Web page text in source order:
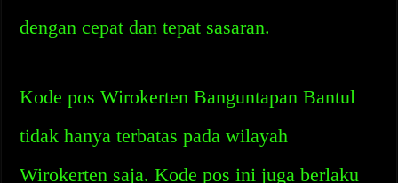
dengan cepat dan tepat sasaran.
Kode pos Wirokerten Banguntapan Bantul
tidak hanya terbatas pada wilayah
Wirokerten saja. Kode pos ini juga berlaku